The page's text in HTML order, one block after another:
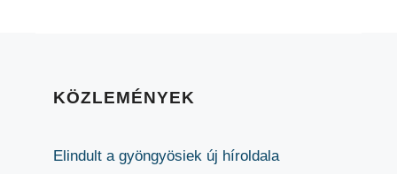
KÖZLEMÉNYEK
Elindult a gyöngyösiek új híroldala